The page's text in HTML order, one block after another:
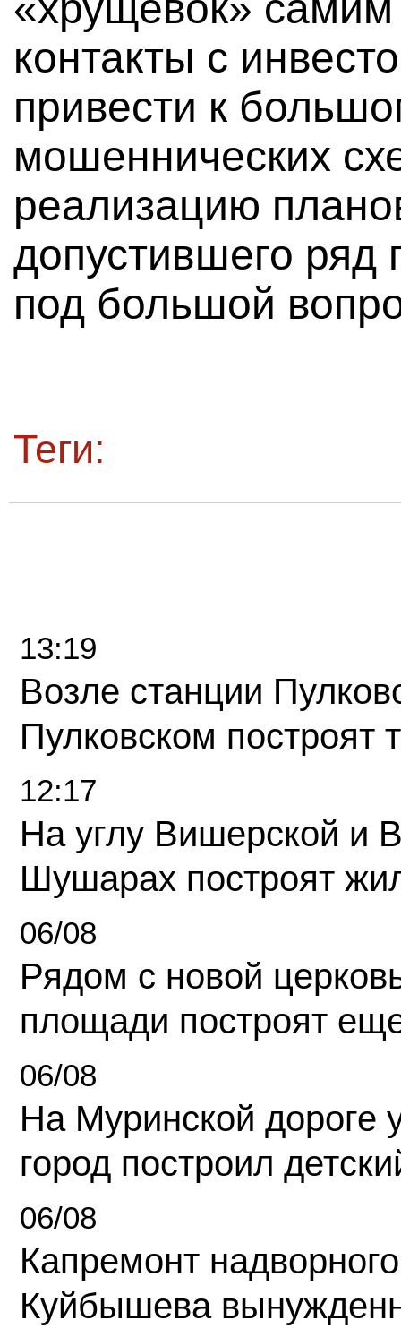
контакты с
привести к
мошеннических
реализацию
допустившего
под большой
Теги:
13:19
Возле станции
Пулковском построят
12:17
На углу Вишерской и
Шушарах построят
06/08
Рядом с новой
площади построят
06/08
На Муринской дороге
город построил
06/08
Капремонт
Куйбышева